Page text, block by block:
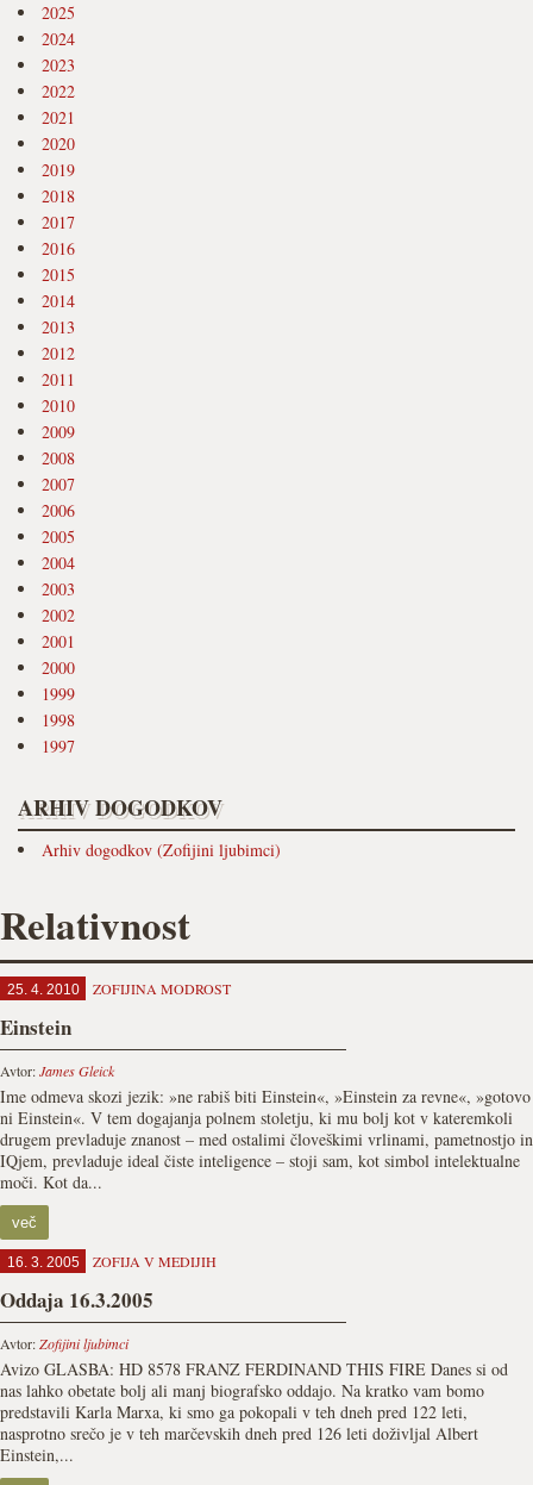
2025
2024
2023
2022
2021
2020
2019
2018
2017
2016
2015
2014
2013
2012
2011
2010
2009
2008
2007
2006
2005
2004
2003
2002
2001
2000
1999
1998
1997
ARHIV DOGODKOV
Arhiv dogodkov (Zofijini ljubimci)
Relativnost
25. 4. 2010 ZOFIJINA MODROST
Einstein
Avtor:James Gleick
Ime odmeva skozi jezik: »ne rabiš biti Einstein«, »Einstein za revne«, »gotovo
ni Einstein«. V tem dogajanja polnem stoletju, ki mu bolj kot v kateremkoli
drugem prevladuje znanost – med ostalimi človeškimi vrlinami, pametnostjo in
IQjem, prevladuje ideal čiste inteligence – stoji sam, kot simbol intelektualne
moči. Kot da...
več
16. 3. 2005 ZOFIJA V MEDIJIH
Oddaja 16.3.2005
Avtor:Zofijini ljubimci
Avizo GLASBA: HD 8578 FRANZ FERDINAND THIS FIRE Danes si od
nas lahko obetate bolj ali manj biografsko oddajo. Na kratko vam bomo
predstavili Karla Marxa, ki smo ga pokopali v teh dneh pred 122 leti,
nasprotno srečo je v teh marčevskih dneh pred 126 leti doživljal Albert
Einstein,...